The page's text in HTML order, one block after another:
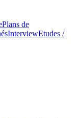
Plans de
InterviewEtudes /